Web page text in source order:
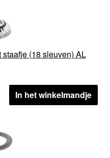
(18 sleuven) AL
In het winkelmandje